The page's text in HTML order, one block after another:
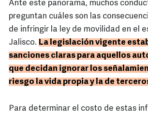
Ante este panorama, muchos
preguntan cuáles son las
de infringir la ley de movilidad en el
Jalisco. La legislación vigente
sanciones claras para aquellos
que decidan ignorar los
riesgo la vida propia y la de
Para determinar el costo de estas